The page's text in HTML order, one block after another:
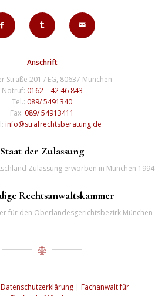
Anschrift
Straße 201 / EG, 80637 München
Notruf: 0162 – 42 46 843
Tel.: 089/ 5491340
Fax: 089/ 54913411
info@strafrechtsberatung.de
Staat der Zulassung
Zulassung erworben in München 1994
Rechtsanwaltskammer
für den Oberlandesgerichtsbezirk München
Datenschutzerklärung| Fachanwalt für